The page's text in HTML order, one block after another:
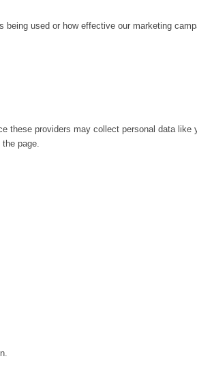
used or how effective our marketing
providers may collect personal data
page.